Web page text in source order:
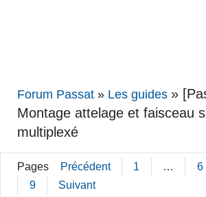
Forum Passat » Les guides »
Montage attelage et faisceau
multiplexé
Pages Précédent 1 … 6
9
Suivant